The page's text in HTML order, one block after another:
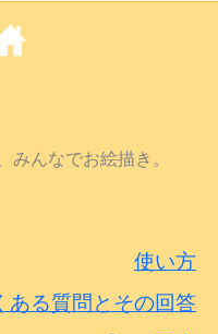
んなでお絵描き。
使い方
ある質問とその回答